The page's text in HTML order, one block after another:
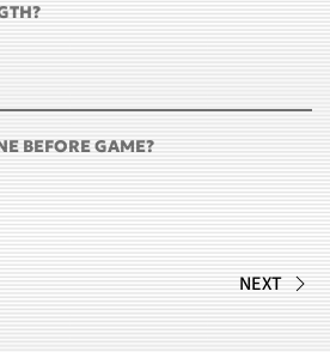
BEFORE GAME?
NEXT